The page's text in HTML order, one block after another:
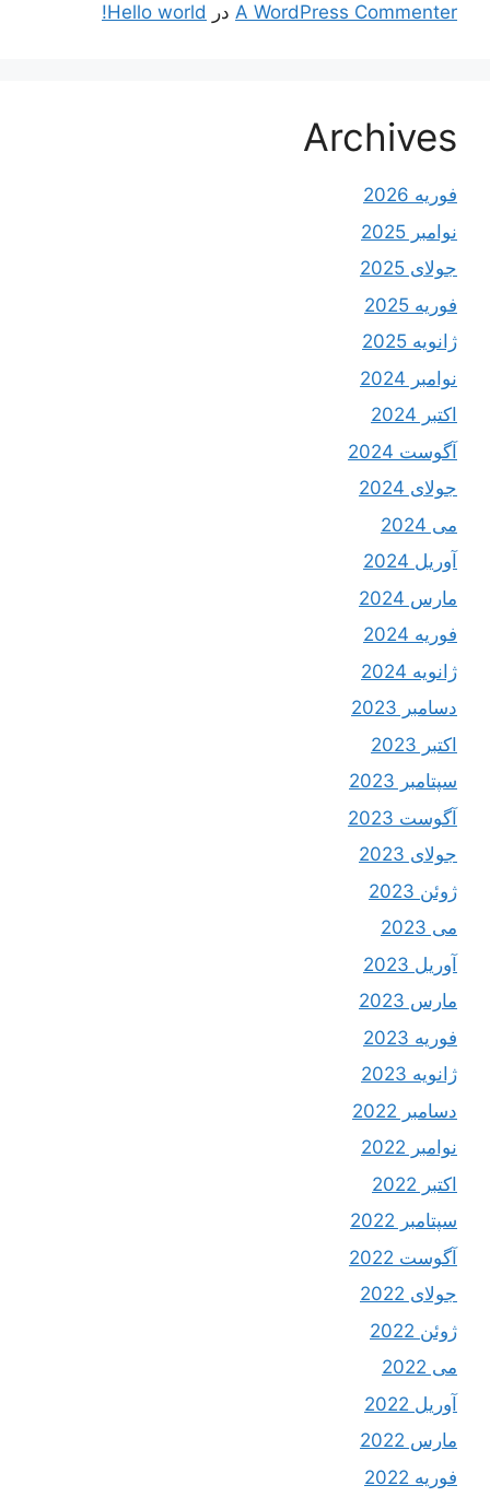
A WordPress Commenter در Hello world!
Archives
فوریه 2026
نوامبر 2025
جولای 2025
فوریه 2025
ژانویه 2025
نوامبر 2024
اکتبر 2024
آگوست 2024
جولای 2024
می 2024
آوریل 2024
مارس 2024
فوریه 2024
ژانویه 2024
دسامبر 2023
اکتبر 2023
سپتامبر 2023
آگوست 2023
جولای 2023
ژوئن 2023
می 2023
آوریل 2023
مارس 2023
فوریه 2023
ژانویه 2023
دسامبر 2022
نوامبر 2022
اکتبر 2022
سپتامبر 2022
آگوست 2022
جولای 2022
ژوئن 2022
می 2022
آوریل 2022
مارس 2022
فوریه 2022